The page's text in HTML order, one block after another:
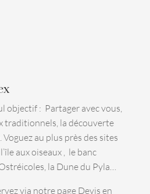
objectif : Partager avec vous,
traditionnels, la découverte
Voguez au plus près des sites
aux oiseaux , le banc
la Dune du Pyla…
via notre page Devis en